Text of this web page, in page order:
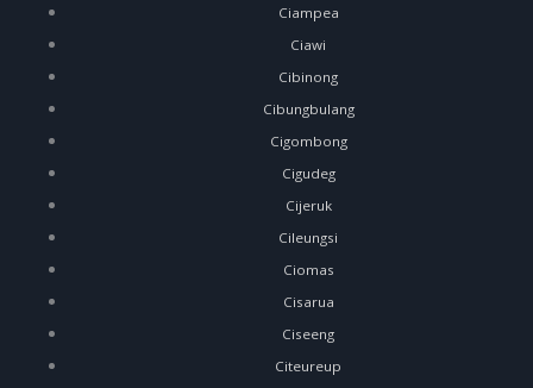
Ciampea
Ciawi
Cibinong
Cibungbulang
Cigombong
Cigudeg
Cijeruk
Cileungsi
Ciomas
Cisarua
Ciseeng
Citeureup